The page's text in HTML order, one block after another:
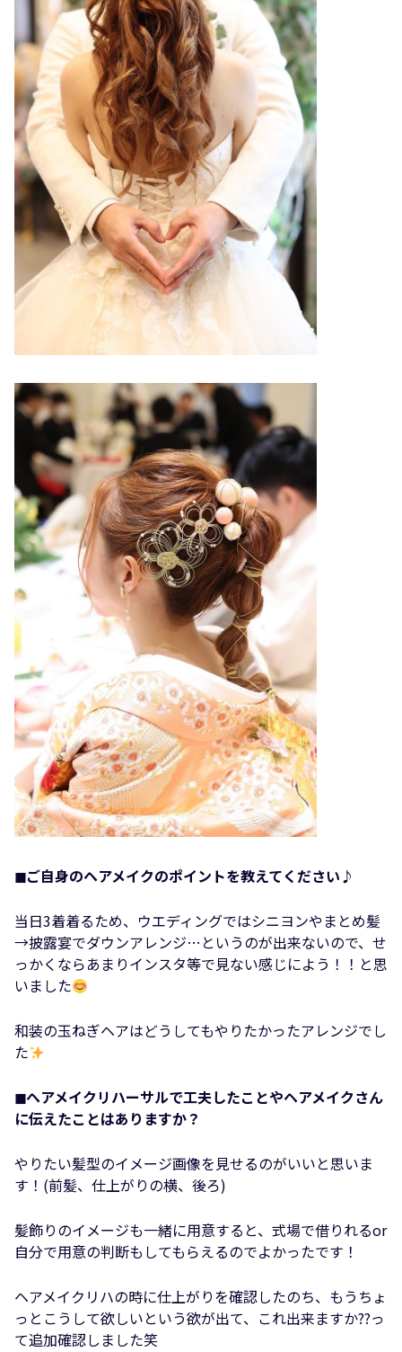
◼︎ご自身のヘアメイクのポイントを教えてください♪
当日3着着るため、ウエディングではシニヨンやまとめ髪
→披露宴でダウンアレンジ…というのが出来ないので、せ
っかくならあまりインスタ等で見ない感じによう！！と思
いました
和装の玉ねぎヘアはどうしてもやりたかったアレンジでし
た
◼︎ヘアメイクリハーサルで工夫したことやヘアメイクさん
に伝えたことはありますか？
やりたい髪型のイメージ画像を見せるのがいいと思いま
す！(前髪、仕上がりの横、後ろ)
髪飾りのイメージも一緒に用意すると、式場で借りれるor
自分で用意の判断もしてもらえるのでよかったです！
ヘアメイクリハの時に仕上がりを確認したのち、もうちょ
っとこうして欲しいという欲が出て、これ出来ますか??っ
て追加確認しました笑